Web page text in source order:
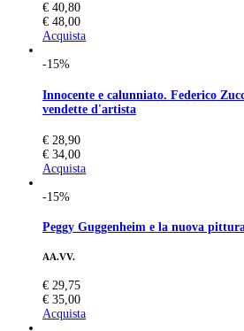
€ 40,80
€ 48,00
Acquista
-15%
Innocente e calunniato. Federico
vendette d'artista
€ 28,90
€ 34,00
Acquista
-15%
Peggy Guggenheim e la nuova
AA.VV.
€ 29,75
€ 35,00
Acquista